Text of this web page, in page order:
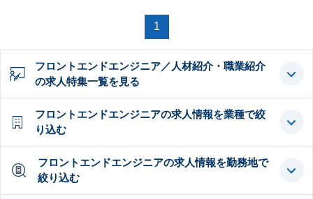
1
フロントエンドエンジニア／人材紹介・職業紹介
の求人特集一覧を見る
フロントエンドエンジニアの求人情報を業種で絞
り込む
フロントエンドエンジニアの求人情報を勤務地で
絞り込む